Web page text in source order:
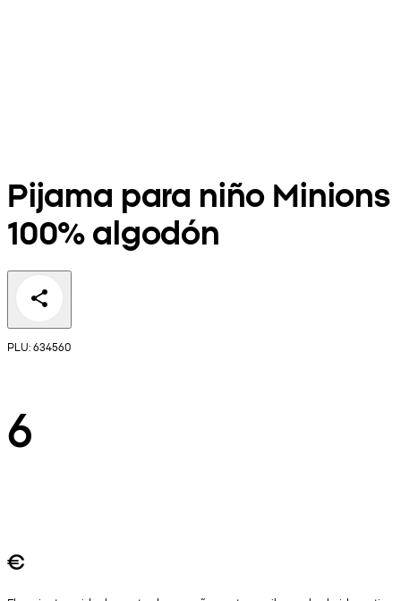
Pijama para niño Minions
100% algodón
PLU: 634560
6
€